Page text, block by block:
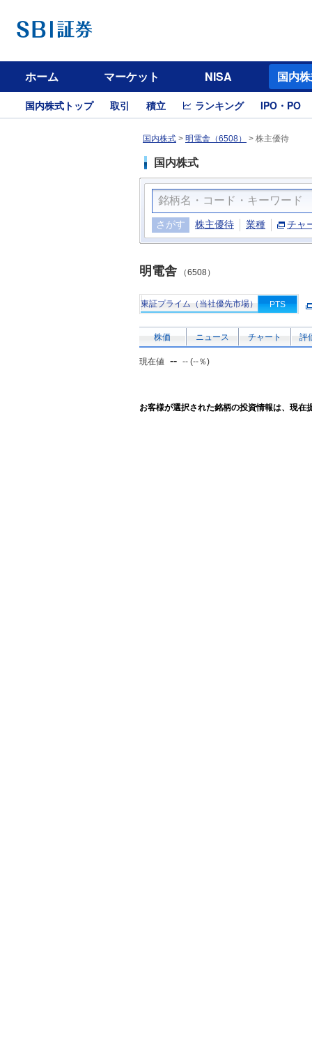
ホーム マーケット NISA 国内
国内株式トップ 取引 積立 ランキング IPO・PO
国内株式 > 明電舎（6508） > 株主優待
国内株式
さがす 株主優待 業種 チャ
明電舎 （6508）
東証プライム（当社優先市場） PTS
株価 ニュース チャート 評
現在値 -- -- (--％)
お客様が選択された銘柄の投資情報は、現在